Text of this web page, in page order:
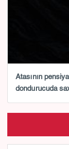
Atasının
dondurucuda